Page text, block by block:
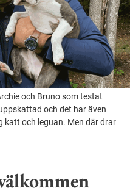
och Bruno som testat
och det har även
katt och leguan. Men där drar